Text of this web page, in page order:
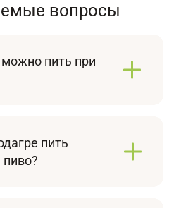
вопросы
пить при
к увеличению уровня
напитки, такие
пить
пиво?